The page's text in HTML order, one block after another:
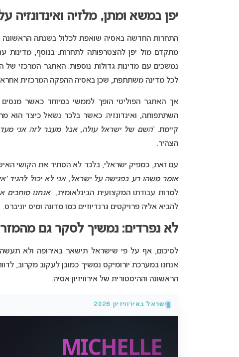
יפן במשא ומתן, מלזיה ואינדונזיה
מתקדם מול יפן להצטרפותה לתחרות. בנוסף, מדינות
נמשכים עם מדינות גדולות נוספות. האתגר המרכזי
לכל מדינה משתתפת, שכן באסיה ההפקה המרכזית
אך האתגר הפוליטי הופך לממשי במיוחד כאשר
השתתפותה, ואינדונזיה. כאשר בלכר נשאל כיצד הוא
קיימת. “השם של ישראל עולה, אבל מעבר לזה אני
הצהיר.
עם זאת, כמפיק ישראלי, בלכר לא הסתיר את הקושי
אומר משהו רע בפגישה על ישראל, אני לא יכול להגיד
למרות עבודתו המקצועית הבינלאומית, “אנחנו סוחבים
להביא אליה פרויקטים גרנדיוזיים כמו מדונה ומיס יוניברס.
לא נפרדים: נמשיך לסקר גם
לסיכום, אף על פי שישראל תישאר באירופה ולא תעשה
אנחנו במערכת יורומיקס נמשיך כמובן לעקוב מקרוב,
הראשונה וההיסטורית של אירוויזיון אסיה.
ישראל באירוויזיון 2026
MICHELLE